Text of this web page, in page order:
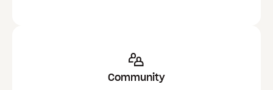
Community